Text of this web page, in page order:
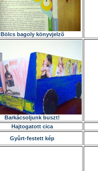
Bölcs bagoly könyvjelzõ
Barkácsoljunk buszt!
Hajtogatott cica
Gyûrt-festett kép